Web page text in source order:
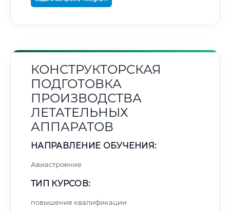
КОНСТРУКТОРСКАЯ
ПОДГОТОВКА
ПРОИЗВОДСТВА
ЛЕТАТЕЛЬНЫХ
АППАРАТОВ
НАПРАВЛЕНИЕ ОБУЧЕНИЯ:
Авиастроение
ТИП КУРСОВ:
повышение квалификации